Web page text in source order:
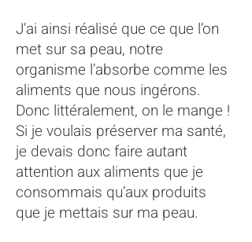
J’ai ainsi réalisé que ce que l’on
met sur sa peau, notre
organisme l’absorbe comme les
aliments que nous ingérons.
Donc littéralement, on le mange !
Si je voulais préserver ma santé,
je devais donc faire autant
attention aux aliments que je
consommais qu’aux produits
que je mettais sur ma peau.